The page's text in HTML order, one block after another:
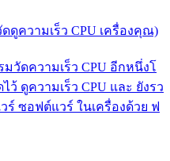
ดูความเร็ว CPU เครื่องคุณ)
วัดความเร็ว CPU อีกหนึ่งโ
ดูความเร็ว CPU และ ยังรว
ร์ ซอฟต์แวร์ ในเครื่องด้วย ฟ